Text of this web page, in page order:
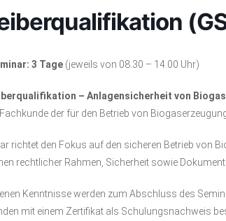
3 Tage (jeweils von 08.30 – 14.00 Uhr)
– Anlagensicherheit von
der für den Betrieb von
richtet den Fokus auf den sicheren Betrieb von
rechtlicher Rahmen, Sicherheit sowie
Kenntnisse werden zum Abschluss des
mit einem Zertifikat als Schulungsnachweis